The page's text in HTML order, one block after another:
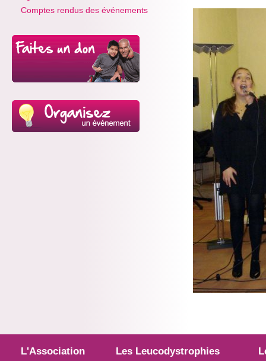
Comptes rendus des événements
L'Association Les Leucodystrophies